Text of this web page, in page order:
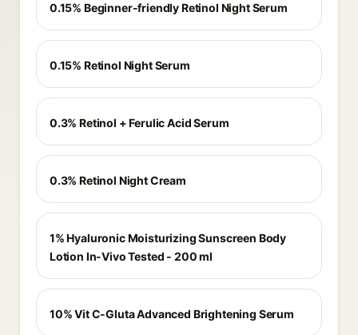
0.15% Beginner-friendly Retinol Night Serum
0.15% Retinol Night Serum
0.3% Retinol + Ferulic Acid Serum
0.3% Retinol Night Cream
1% Hyaluronic Moisturizing Sunscreen Body
Lotion In-Vivo Tested - 200 ml
10% Vit C-Gluta Advanced Brightening Serum